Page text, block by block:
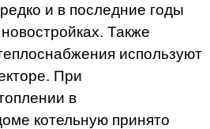
и в последние годы
Также
используют
При
в
котельную принято